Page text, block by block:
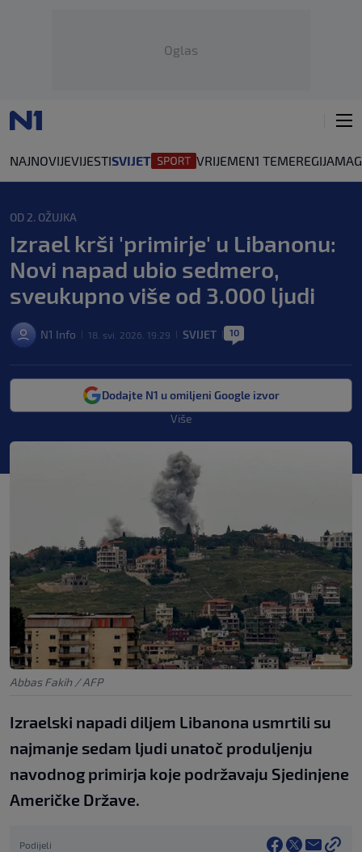
Oglas
NAJNOVIJEVIJESTISVIJET VRIJEMEN1 TEMEREGIJA
OD 2. OŽUJKA
Izrael krši 'primirje' u Libanonu:
Novi napad ubio sedmero,
sveukupno više od 3.000 ljudi
N1 Info 18. svi. 2026. 19:29 SVIJET 10
Dodajte N1 u omiljeni Google izvor
Više
Abbas Fakih / AFP
Izraelski napadi diljem Libanona usmrtili su
najmanje sedam ljudi unatoč produljenju
navodnog primirja koje podržavaju Sjedinjene
Američke Države.
Podijeli